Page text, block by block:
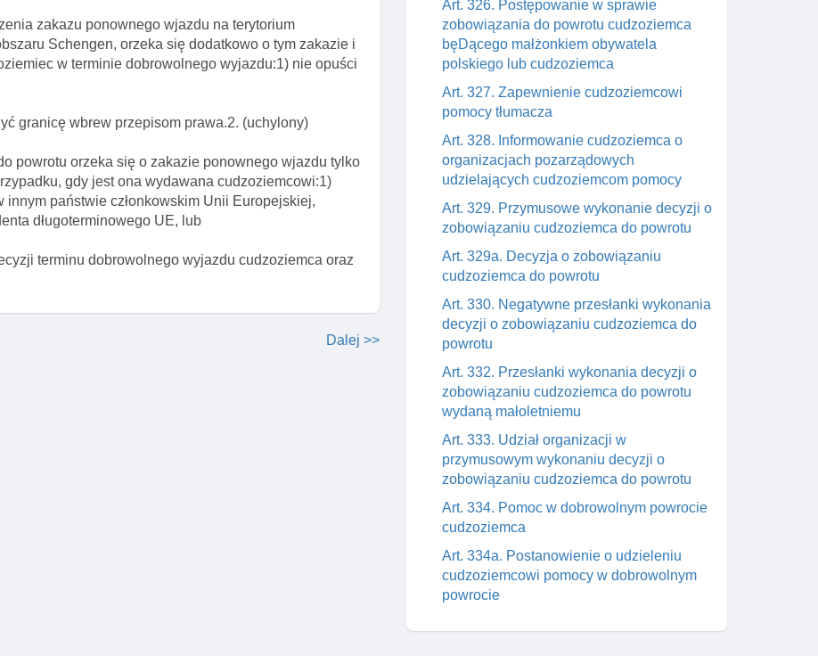
zakazu ponownego wjazdu na terytorium
Schengen, orzeka się dodatkowo o tym zakazie i
w terminie dobrowolnego wyjazdu:1) nie opuści
granicę wbrew przepisom prawa.2. (uchylony)
powrotu orzeka się o zakazie ponownego wjazdu tylko
gdy jest ona wydawana cudzoziemcowi:1)
państwie członkowskim Unii Europejskiej,
długoterminowego UE, lub
terminu dobrowolnego wyjazdu cudzoziemca oraz
Dalej >>
Art. 326. Postępowanie w sprawie
zobowiązania do powrotu cudzoziemca
bęDącego małżonkiem obywatela
polskiego lub cudzoziemca
Art. 327. Zapewnienie cudzoziemcowi
pomocy tłumacza
Art. 328. Informowanie cudzoziemca o
organizacjach pozarządowych
udzielających cudzoziemcom pomocy
Art. 329. Przymusowe wykonanie decyzji o
zobowiązaniu cudzoziemca do powrotu
Art. 329a. Decyzja o zobowiązaniu
cudzoziemca do powrotu
Art. 330. Negatywne przesłanki wykonania
decyzji o zobowiązaniu cudzoziemca do
powrotu
Art. 332. Przesłanki wykonania decyzji o
zobowiązaniu cudzoziemca do powrotu
wydaną małoletniemu
Art. 333. Udział organizacji w
przymusowym wykonaniu decyzji o
zobowiązaniu cudzoziemca do powrotu
Art. 334. Pomoc w dobrowolnym powrocie
cudzoziemca
Art. 334a. Postanowienie o udzieleniu
cudzoziemcowi pomocy w dobrowolnym
powrocie